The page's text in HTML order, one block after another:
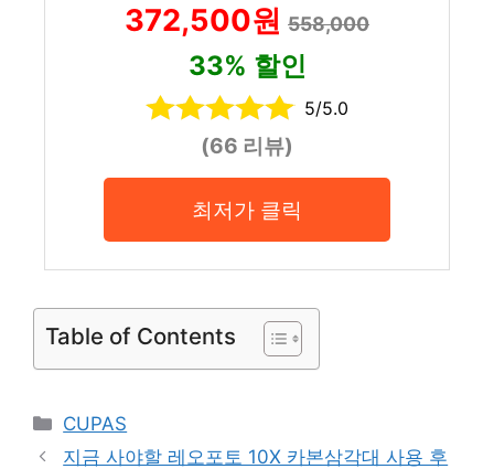
372,500원 558,000
33% 할인
5/5.0
(66 리뷰)
최저가 클릭
Table of Contents
Categories
CUPAS
지금 사야할 레오포토 10X 카본삼각대 사용 후